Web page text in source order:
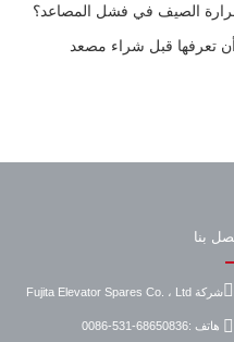
الصيف في فشل المصاعد؟
بنا
شركة Fujita Elevator Spares Co. ، Ltd
هاتف :0086-531-68650836